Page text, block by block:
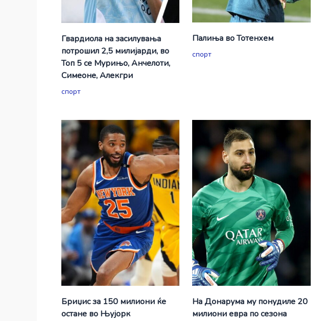
Гвардиола на засилувања
потрошил 2,5 милијарди, во
Топ 5 се Мурињо, Анчелоти,
Симеоне, Алекгри
спорт
Палиња во Тотенхем
спорт
Бриџис за 150 милиони ќе
остане во Њујорк
На Донарума му понудиле 20
милиони евра по сезона